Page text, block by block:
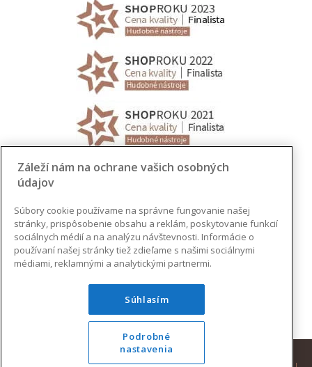
Záleží nám na ochrane vašich osobných
údajov
Súbory cookie používame na správne fungovanie našej
stránky, prispôsobenie obsahu a reklám, poskytovanie funkcií
sociálnych médií a na analýzu návštevnosti. Informácie o
používaní našej stránky tiež zdieľame s našimi sociálnymi
médiami, reklamnými a analytickými partnermi.
Súhlasím
Podrobné
nastavenia